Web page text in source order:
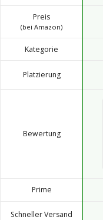
Preis
(bei Amazon)
Kategorie
Platzierung
Bewertung
Prime
Schneller Versand